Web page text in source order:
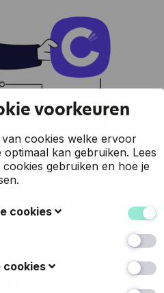
&
voorkeuren
cookies welke ervoor
optimaal kan gebruiken. Lees
gebruiken en hoe je
cookies
om de
de website en de ervaring
(zoals u herkennen
de website, uw
landkeuze onthouden, en
met deze cookies
die u in het
welke taal u verkiest, of
over hoe de